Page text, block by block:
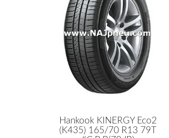
Hankook KINERGY Eco2
(K435) 165/70 R13 79T